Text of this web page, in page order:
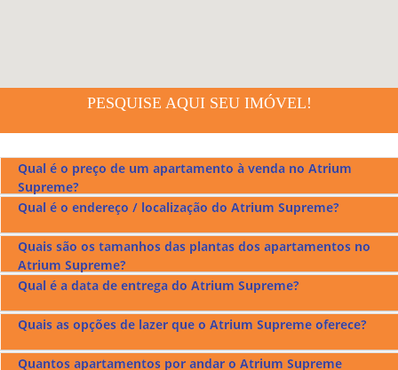
PESQUISE AQUI SEU IMÓVEL!
Qual é o preço de um apartamento à venda no Atrium
Supreme?
ficam entre r$1.250.000,00 a r$1.500.000,00.
Qual é o endereço / localização do Atrium Supreme?
OAtrium Supreme
no Setor Bueno em Goiânia, confira no mapa acima.
Quais são os tamanhos das plantas dos apartamentos no
Atrium Supreme?
m² e 138 m² e opções de 3 e 4 quartos.
Qual é a data de entrega do Atrium Supreme?
Quais as opções de lazer que o Atrium Supreme oferece?
Quantos apartamentos por andar o Atrium Supreme